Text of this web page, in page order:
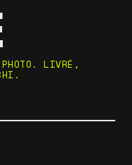
LIVRÉ,